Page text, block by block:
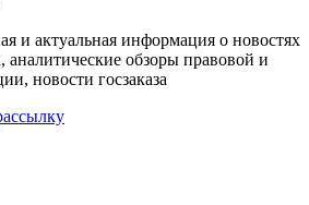
и актуальная информация о новостях
аналитические обзоры правовой и
новости госзаказа